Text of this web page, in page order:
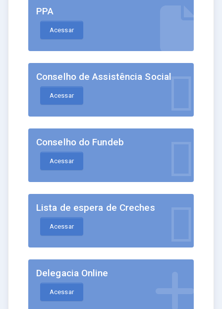
PPA
Acessar
Conselho de Assistência Social
Acessar
Conselho do Fundeb
Acessar
Lista de espera de Creches
Acessar
Delegacia Online
Acessar